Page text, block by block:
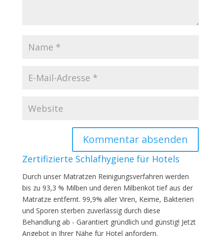
Zertifizierte Schlafhygiene für Hotels
Durch unser Matratzen Reinigungsverfahren werden
bis zu 93,3 % Milben und deren Milbenkot tief aus der
Matratze entfernt. 99,9% aller Viren, Keime, Bakterien
und Sporen sterben zuverlässig durch diese
Behandlung ab - Garantiert gründlich und günstig! Jetzt
Angebot in Ihrer Nähe für Hotel anfordern.